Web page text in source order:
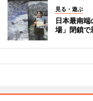
見る・遊ぶ
日本最南
場」閉鎖で